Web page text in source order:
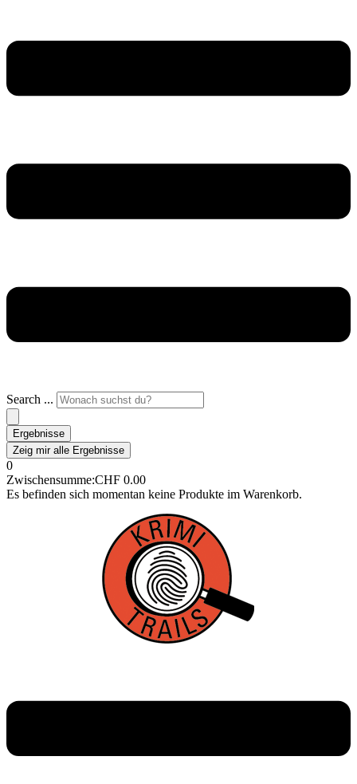
Search ...
Ergebnisse
Zeig mir alle Ergebnisse
0
Zwischensumme:CHF 0.00
Es befinden sich momentan keine Produkte im Warenkorb.